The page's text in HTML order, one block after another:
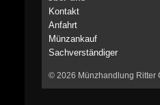
Kontakt
Anfahrt
Münzankauf
Sachverständiger
© 2026 Münzhandlung Ritter